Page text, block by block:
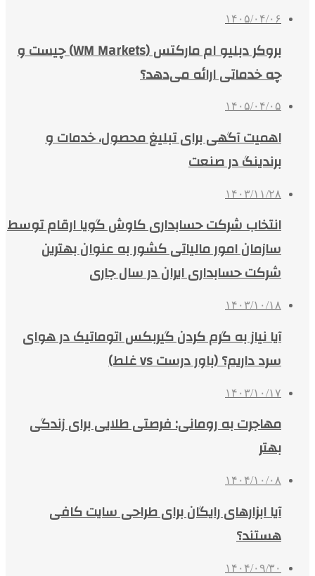
۱۴۰۵/۰۴/۰۶
بروکر دبلیو ام مارکتس (WM Markets) چیست و
چه خدماتی ارائه می‌دهد؟
۱۴۰۵/۰۴/۰۵
اهمیت آگهی برای تبلیغ محصول، خدمات و
برندینگ در صنعت
۱۴۰۳/۱۱/۲۸
انتخاب شرکت حسابداری کاوش گویا ارقام توسط
سازمان امور مالیاتی کشور به عنوان بهترین
شرکت حسابداری ایران در سال جاری
۱۴۰۳/۱۰/۱۸
آیا نیاز به گرم کردن گیربکس اتوماتیک در هوای
سرد داریم؟ (باور درست vs غلط)
۱۴۰۳/۱۰/۱۷
مهاجرت به رومانی: فرصتی طلایی برای زندگی
بهتر
۱۴۰۴/۱۰/۰۸
آیا ابزارهای رایگان برای طراحی سایت کافی
هستند؟
۱۴۰۴/۰۹/۳۰